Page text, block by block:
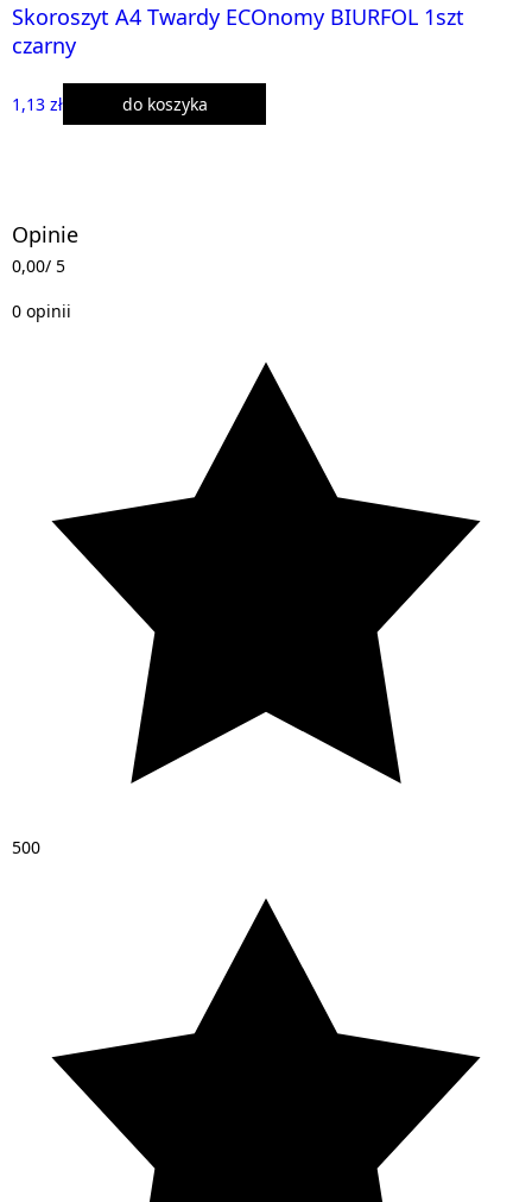
Skoroszyt A4 Twardy ECOnomy BIURFOL 1szt
czarny
1,13 zł do koszyka
Opinie
0,00/ 5
0 opinii
500